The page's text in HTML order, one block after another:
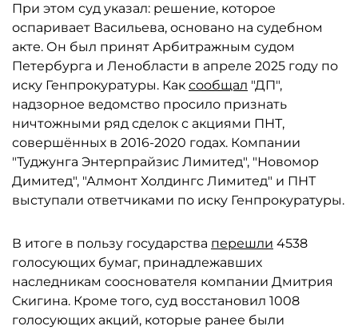
При этом суд указал: решение, которое
оспаривает Васильева, основано на судебном
акте. Он был принят Арбитражным судом
Петербурга и Ленобласти в апреле 2025 году по
иску Генпрокуратуры. Как сообщал "ДП",
надзорное ведомство просило признать
ничтожными ряд сделок с акциями ПНТ,
совершённых в 2016-2020 годах. Компании
"Туджунга Энтерпрайзис Лимитед", "Новомор
Димитед", "Алмонт Холдингс Лимитед" и ПНТ
выступали ответчиками по иску Генпрокуратуры.
В итоге в пользу государства перешли 4538
голосующих бумаг, принадлежавших
наследникам сооснователя компании Дмитрия
Скигина. Кроме того, суд восстановил 1008
голосующих акций, которые ранее были